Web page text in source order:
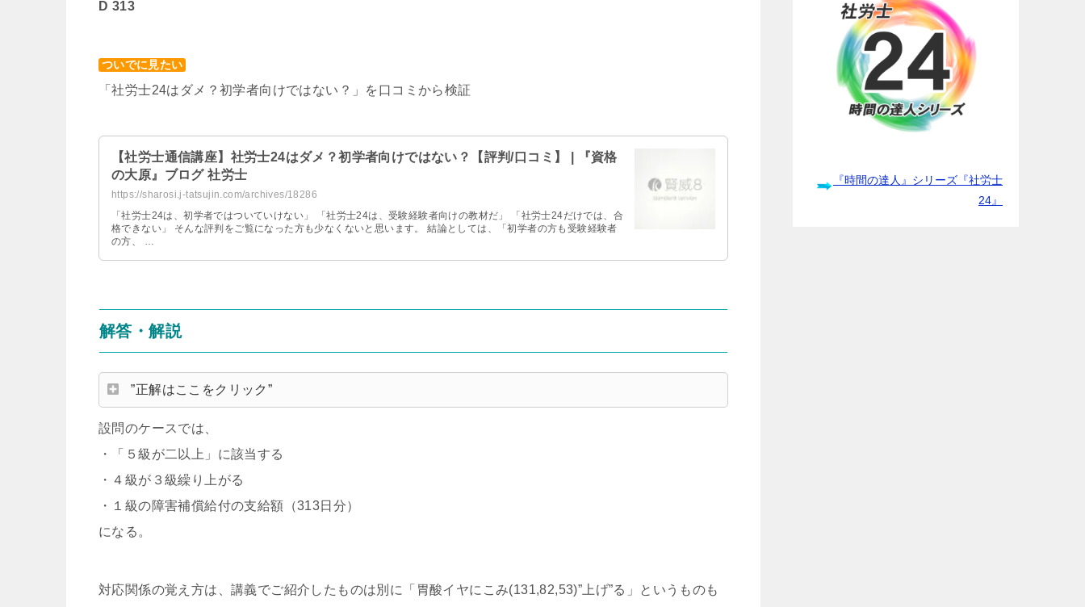
D 313
ついでに見たい
「社労士24はダメ？初学者向けではない？」を口コミから検証
【社労士通信講座】社労士24はダメ？初学者向けではない？【評判/口コミ】 | 『資格
の大原』ブログ 社労士
https://sharosi.j-tatsujin.com/archives/18286
「社労士24は、初学者ではついていけない」 「社労士24は、受験経験者向けの教材だ」 「社労士24だけでは、合
格できない」 そんな評判をご覧になった方も少なくないと思います。 結論としては、「初学者の方も受験経験者
の方、 …
解答・解説
”正解はここをクリック”
設問のケースでは、
・「５級が二以上」に該当する
・４級が３級繰り上がる
・１級の障害補償給付の支給額（313日分）
になる。
対応関係の覚え方は、講義でご紹介したものは別に「胃酸イヤにこみ(131,82,53)”上げ”る」というものも
『時間の達人』シリーズ『社労士
24』